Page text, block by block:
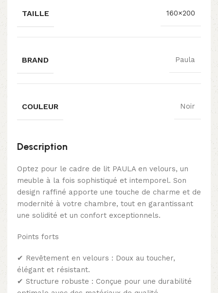
TAILLE 160×200
BRAND Paula
COULEUR Noir
Description
Optez pour le cadre de lit PAULA en velours, un
meuble à la fois sophistiqué et intemporel. Son
design raffiné apporte une touche de charme et de
modernité à votre chambre, tout en garantissant
une solidité et un confort exceptionnels.
Points forts
✔ Revêtement en velours : Doux au toucher,
élégant et résistant.
✔ Structure robuste : Conçue pour une durabilité